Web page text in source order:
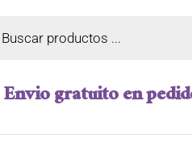
Envio gratuito en